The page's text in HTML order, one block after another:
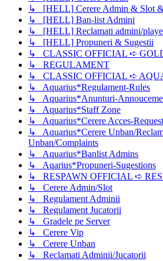
↳ [HELL] Cerere Admin & Slot
↳ [HELL] Ban-list Admini
↳ [HELL] Reclamati admini/
↳ [HELL] Propuneri & Sugestii
↳ CLASSIC OFFICIAL ➪
↳ REGULAMENT
↳ CLASSIC OFFICIAL ➪
↳ Aquarius*Regulament-Rules
↳ Aquarius*Anunturi-
↳ Aquarius*Staff Zone
↳ Aquarius*Cerere Acces-Request
↳ Aquarius*Cerere Unban/
Unban/Complaints
↳ Aquarius*Banlist Admins
↳ Aqarius*Propuneri-Sugestions
↳ RESPAWN OFFICIAL ➪
↳ Cerere Admin/Slot
↳ Regulament Adminii
↳ Regulament Jucatorii
↳ Gradele pe Server
↳ Cerere Vip
↳ Cerere Unban
↳ Reclamati Adminii/Jucatorii